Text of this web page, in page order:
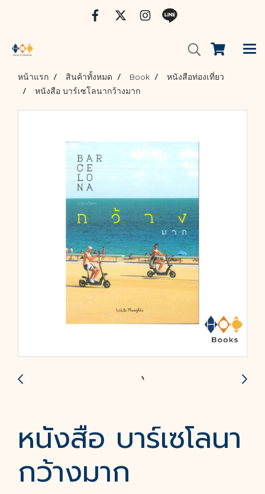
หน้าแรก สินค้าทั้งหมด Book
หนังสือท่องเที่ยว
หนังสือ บาร์เซโลนากว้างมาก
หนังสือ บาร์เซโลนา
กว้างมาก